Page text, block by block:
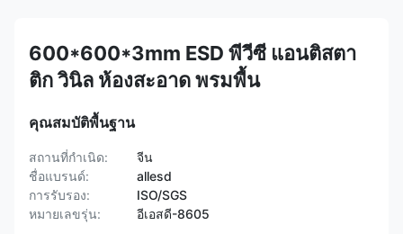
600*600*3mm ESD พีวีซี แอนติสตา
ติก วินิล ห้องสะอาด พรมพื้น
คุณสมบัติพื้นฐาน
สถานที่กำเนิด:
จีน
ชื่อแบรนด์:
allesd
การรับรอง:
ISO/SGS
หมายเลขรุ่น:
อีเอสดี-8605